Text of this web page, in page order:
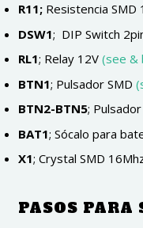
R11; Resistencia
DSW1; DIP Switch
RL1; Relay 12V (see &
BTN1; Pulsador SMD
BTN2-BTN5; Pulsador
BAT1; Sócalo para
X1; Crystal SMD
PASOS PARA